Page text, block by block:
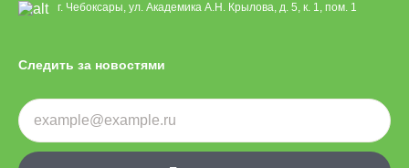
г. Чебоксары, ул. Академика А.Н. Крылова, д. 5, к. 1, пом. 1
Следить за новостями